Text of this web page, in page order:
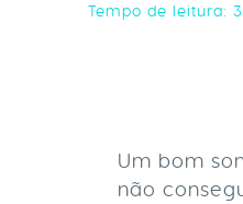
Tempo de leitura: 3
Um bom
não